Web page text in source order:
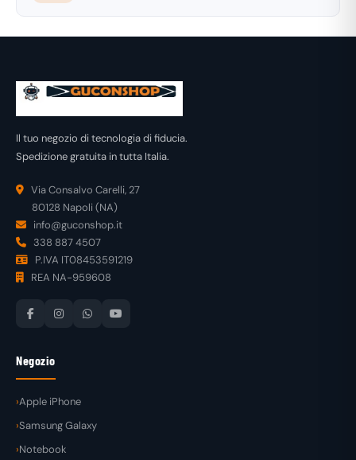
Il tuo negozio di tecnologia di fiducia.
Spedizione gratuita in tutta Italia.
Via Consalvo Carelli, 27
80128 Napoli (NA)
info@guconshop.it
338 887 4507
P.IVA IT08453591219
REA NA-959608
Negozio
Apple iPhone
Samsung Galaxy
Notebook